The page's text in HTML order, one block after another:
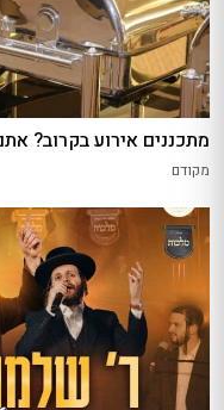
מתכננים אירוע בקרוב?
מקודם